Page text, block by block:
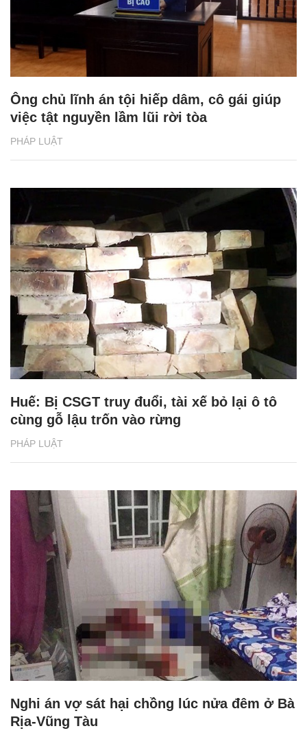
PHÁP LUẬT
Ông chủ lĩnh án tội hiếp dâm, cô gái giúp
việc tật nguyền lầm lũi rời tòa
PHÁP LUẬT
Huế: Bị CSGT truy đuổi, tài xế bỏ lại ô tô
cùng gỗ lậu trốn vào rừng
Nghi án vợ sát hại chồng lúc nửa đêm ở Bà
Rịa-Vũng Tàu